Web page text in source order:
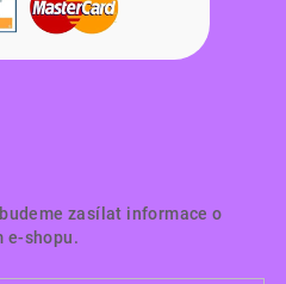
zasílat informace o
e-shopu.